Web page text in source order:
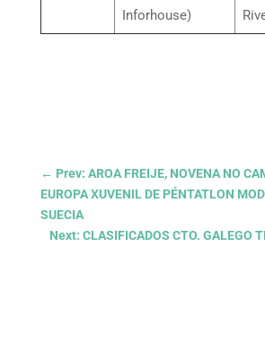
Inforhouse)
← Prev: AROA FREIJE, NOVENA NO
EUROPA XUVENIL DE PÉNTATLON
SUECIA
Next: CLASIFICADOS CTO. GALEGO